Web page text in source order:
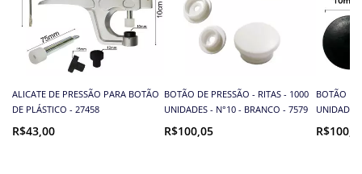
ALICATE DE PRESSÃO PARA BOTÃO
DE PLÁSTICO - 27458
R$43,00
BOTÃO DE PRESSÃO - RITAS - 1000
UNIDADES - N°10 - BRANCO - 7579
R$100,05
BOTÃO